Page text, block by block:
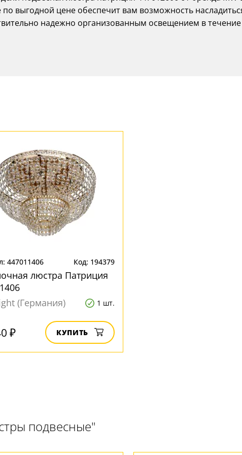
выгодной цене обеспечит вам возможность
надежно организованным освещением в течение
447011406 Код: 194379
люстра Патриция
(Германия)
1 шт.
₽ КУПИТЬ
подвесные"